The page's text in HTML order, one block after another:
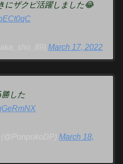
にザクピ活躍しました😂
March 17, 2022
勝した
March 18,